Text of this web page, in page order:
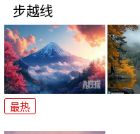
步越线
最热